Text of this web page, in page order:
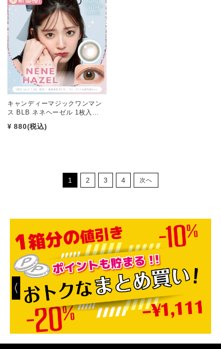
キャンディーマジックワンマン
ス BLB ネネヘーゼル 1枚入…
¥ 880(税込)
1 2 3 4 次へ